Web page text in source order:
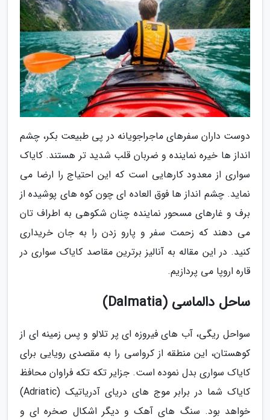
دوست داران سفرهای ماجراجویانه در پی طبیعت بکر، چشم
انداز ها خیره نماینده و ضربان قلب شدید تر هستند. کایاک
سواری از معدود کارهایی است که این احتیاج را ارضا می
نماید. چشم انداز ها فوق العاده ای چون کوه های پوشیده از
برف و غارهای مسحور نماینده چنان شکوهی به اطراف تان
می دهند که زحمت سفر و پارو زدن را به جان خریداری
کنید. در این مقاله به آنالیز برترین مقاصد کایاک سواری در
قاره اروپا می پردازیم.
ساحل دالماسی (Dalmatia)
سواحل ریگی، آب های فیروزه ای پر تلالو و پس زمینه ای از
کوهستان، این منطقه از کرواسی را به مقصدی رویایی برای
کایاک سواری بدل نموده است. جزایر تکه تکه فراوان محافظ
کایاک شما در برابر موج های دریای آدریاتیک (Adriatic)
خواهد بود. سنگ های آهک و دیگر اشکال صخره ای و